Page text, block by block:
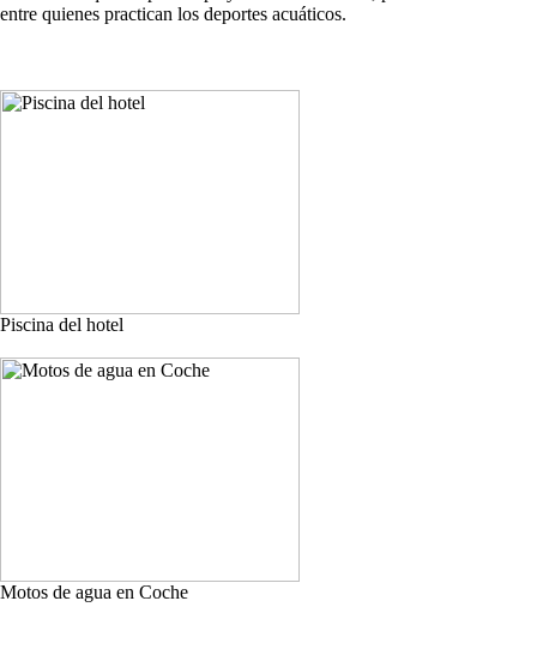
entre quienes practican los deportes acuáticos.
Piscina del hotel
Motos de agua en Coche